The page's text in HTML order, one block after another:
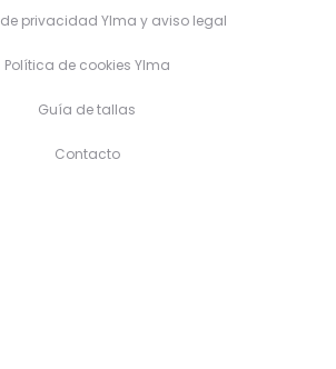
privacidad Ylma y aviso legal
Política de cookies Ylma
Guía de tallas
Contacto